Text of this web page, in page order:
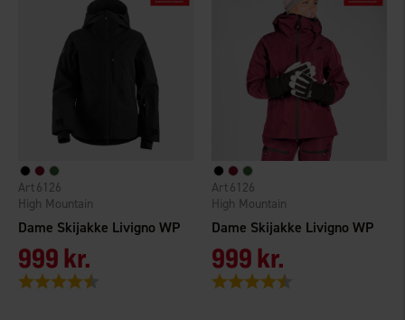
Dame Skijakke Livigno WP
High Mountain
6126
999 kr.
Vurdering:
Dame Skijakke Livigno WP
High Mountain
6126
999 kr.
Vurdering: